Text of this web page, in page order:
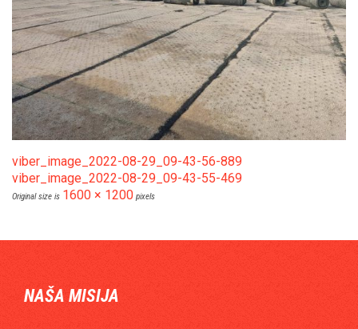
viber_image_2022-08-29_09-43-56-889
viber_image_2022-08-29_09-43-55-469
Original size is 1600 × 1200 pixels
NAŠA MISIJA